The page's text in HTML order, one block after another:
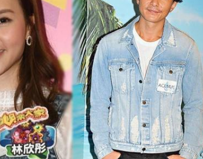
進
步
獎」
入
圍
名
單
周
國
賢
菊
梓
喬
林
欣